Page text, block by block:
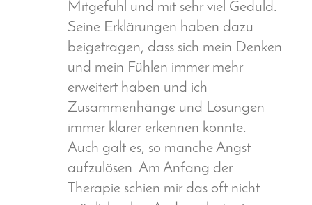
Mitgefühl und mit sehr viel Geduld.
Seine Erklärungen haben dazu
beigetragen, dass sich mein Denken
und mein Fühlen immer mehr
erweitert haben und ich
Zusammenhänge und Lösungen
immer klarer erkennen konnte.
Auch galt es, so manche Angst
aufzulösen. Am Anfang der
Therapie schien mir das oft nicht